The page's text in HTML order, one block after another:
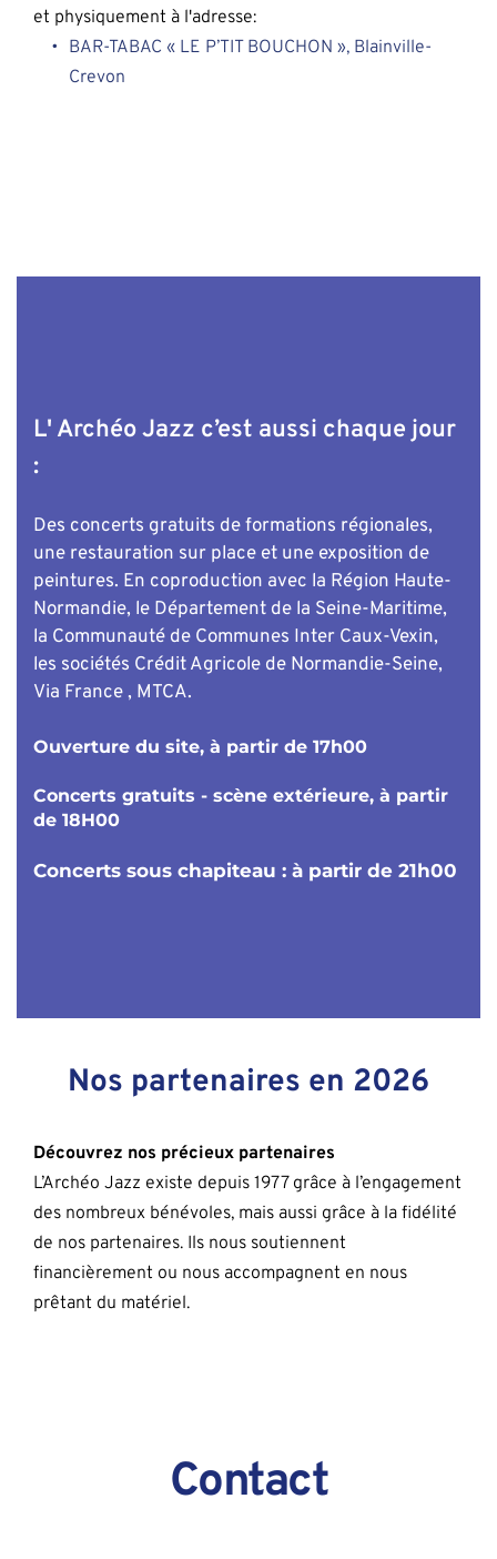
et physiquement à l'adresse:
BAR-TABAC « LE P’TIT BOUCHON », Blainville-
Crevon
L' Archéo Jazz c’est aussi chaque jour
:
Des concerts gratuits de formations régionales,
une restauration sur place et une exposition de
peintures. En coproduction avec la Région Haute-
Normandie, le Département de la Seine-Maritime,
la Communauté de Communes Inter Caux-Vexin,
les sociétés Crédit Agricole de Normandie-Seine,
Via France , MTCA.
Ouverture du site, à partir de 17h00
Concerts gratuits - scène extérieure, à partir
de 18H00
Concerts sous chapiteau : à partir de 21h00
Nos partenaires en 2026
Découvrez nos précieux partenaires
L’Archéo Jazz existe depuis 1977 grâce à l’engagement
des nombreux bénévoles, mais aussi grâce à la fidélité
de nos partenaires. Ils nous soutiennent
financièrement ou nous accompagnent en nous
prêtant du matériel.
Contact